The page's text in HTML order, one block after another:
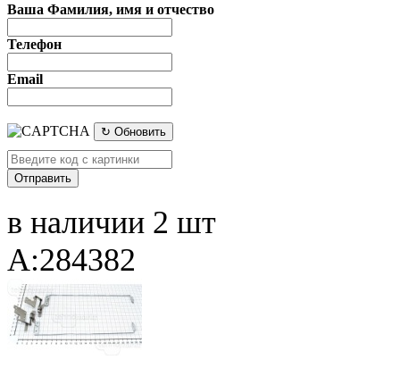
Ваша Фамилия, имя и отчество
Телефон
Email
↻ Обновить
в наличии 2 шт
A:284382